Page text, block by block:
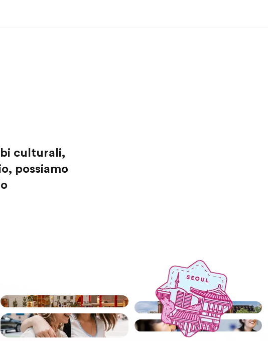
culturali,
possiamo